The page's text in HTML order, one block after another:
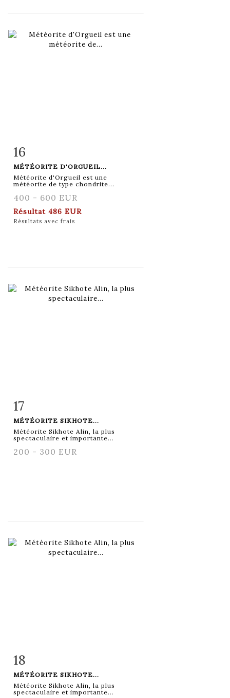
Fiche détaillée
16
MÉTÉORITE D'ORGUEIL...
Météorite d'Orgueil est une
météorite de type chondrite...
400 - 600 EUR
Résultat 486 EUR
Résultats avec frais
Fiche détaillée
17
MÉTÉORITE SIKHOTE...
Météorite Sikhote Alin, la plus
spectaculaire et importante...
200 - 300 EUR
Fiche détaillée
18
MÉTÉORITE SIKHOTE...
Météorite Sikhote Alin, la plus
spectaculaire et importante...